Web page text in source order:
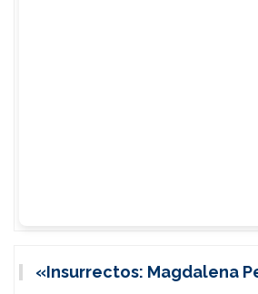
«Insurrectos: Magdalena